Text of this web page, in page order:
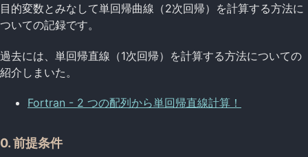
目的変数とみなして単回帰曲線（2次回帰）を計算する方法に
ついての記録です。
過去には、単回帰直線（1次回帰）を計算する方法についての
紹介しまいた。
Fortran - 2 つの配列から単回帰直線計算！
0. 前提条件